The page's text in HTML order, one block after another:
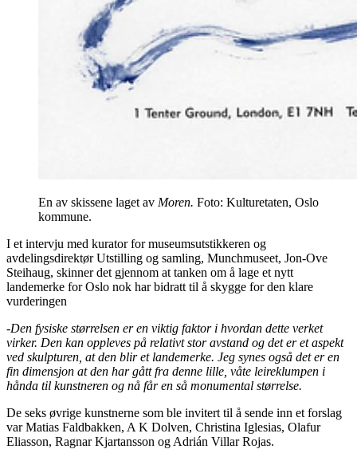
En av skissene laget av Moren. Foto: Kulturetaten, Oslo
kommune.
I et intervju med kurator for museumsutstikkeren og
avdelingsdirektør Utstilling og samling, Munchmuseet, Jon-Ove
Steihaug, skinner det gjennom at tanken om å lage et nytt
landemerke for Oslo nok har bidratt til å skygge for den klare
vurderingen
-Den fysiske størrelsen er en viktig faktor i hvordan dette verket
virker. Den kan oppleves på relativt stor avstand og det er et aspekt
ved skulpturen, at den blir et landemerke. Jeg synes også det er en
fin dimensjon at den har gått fra denne lille, våte leireklumpen i
hånda til kunstneren og nå får en så monumental størrelse.
De seks øvrige kunstnerne som ble invitert til å sende inn et forslag
var Matias Faldbakken, A K Dolven, Christina Iglesias, Olafur
Eliasson, Ragnar Kjartansson og Adrián Villar Rojas.